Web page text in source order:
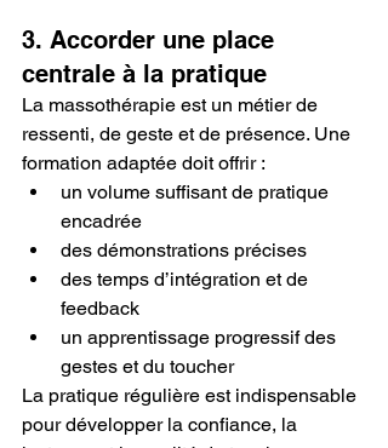
3. Accorder une place
centrale à la pratique
La massothérapie est un métier de
ressenti, de geste et de présence. Une
formation adaptée doit offrir :
un volume suffisant de pratique
encadrée
des démonstrations précises
des temps d’intégration et de
feedback
un apprentissage progressif des
gestes et du toucher
La pratique régulière est indispensable
pour développer la confiance, la